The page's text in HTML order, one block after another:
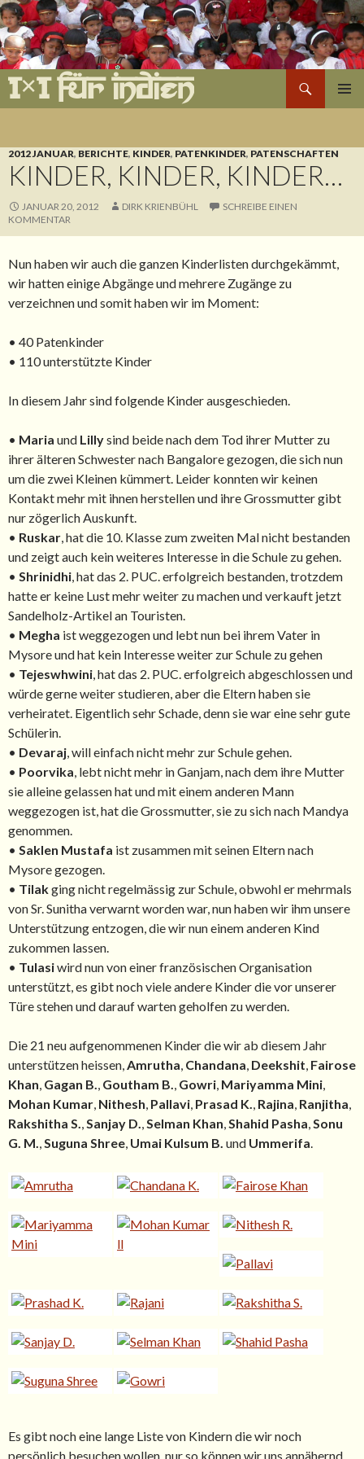
1×1 für Indien
Suchen
ZUM
2012 JANUAR, BERICHTE, KINDER, PATENKINDER, PATENSCHAFTEN
KINDER, KINDER, KINDER…
JANUAR 20, 2012 DIRK KRIENBÜHL
SCHREIBE EINEN
KOMMENTAR
Nun haben wir auch die ganzen Kinderlisten durchgekämmt,
wir hatten einige Abgänge und mehrere Zugänge zu
verzeichnen und somit haben wir im Moment:
• 40 Patenkinder
• 110 unterstützte Kinder
In diesem Jahr sind folgende Kinder ausgeschieden.
• Maria und Lillysind beide nach dem Tod ihrer Mutter zu
ihrer älteren Schwester nach Bangalore gezogen, die sich nun
um die zwei Kleinen kümmert. Leider konnten wir keinen
Kontakt mehr mit ihnen herstellen und ihre Grossmutter gibt
nur zögerlich Auskunft.
• Ruskar, hat die 10. Klasse zum zweiten Mal nicht bestanden
und zeigt auch kein weiteres Interesse in die Schule zu gehen.
• Shrinidhi, hat das 2. PUC. erfolgreich bestanden, trotzdem
hatte er keine Lust mehr weiter zu machen und verkauft jetzt
Sandelholz-Artikel an Touristen.
• Megha ist weggezogen und lebt nun bei ihrem Vater in
Mysore und hat kein Interesse weiter zur Schule zu gehen
• Tejeswhwini, hat das 2. PUC. erfolgreich abgeschlossen und
würde gerne weiter studieren, aber die Eltern haben sie
verheiratet. Eigentlich sehr Schade, denn sie war eine sehr gute
Schülerin.
• Devaraj, will einfach nicht mehr zur Schule gehen.
• Poorvika, lebt nicht mehr in Ganjam, nach dem ihre Mutter
sie alleine gelassen hat und mit einem anderen Mann
weggezogen ist, hat die Grossmutter, sie zu sich nach Mandya
genommen.
• Saklen Mustafa ist zusammen mit seinen Eltern nach
Mysore gezogen.
• Tilakging nicht regelmässig zur Schule, obwohl er mehrmals
von Sr. Sunitha verwarnt worden war, nun haben wir ihm unsere
Unterstützung entzogen, die wir nun einem anderen Kind
zukommen lassen.
• Tulasiwird nun von einer französischen Organisation
unterstützt, es gibt noch viele andere Kinder die vor unserer
Türe stehen und darauf warten geholfen zu werden.
Die 21 neu aufgenommenen Kinder die wir ab diesem Jahr
unterstützen heissen,Amrutha, Chandana, Deekshit, Fairose
Khan, Gagan B., Goutham B., Gowri, Mariyamma Mini,
Mohan Kumar, Nithesh, Pallavi, Prasad K., Rajina, Ranjitha,
Rakshitha S.,Sanjay D.,Selman Khan,Shahid Pasha,Sonu
G. M.,Suguna Shree, Umai Kulsum B. und Ummerifa.
Es gibt noch eine lange Liste von Kindern die wir noch
persönlich besuchen wollen, nur so können wir uns annähernd